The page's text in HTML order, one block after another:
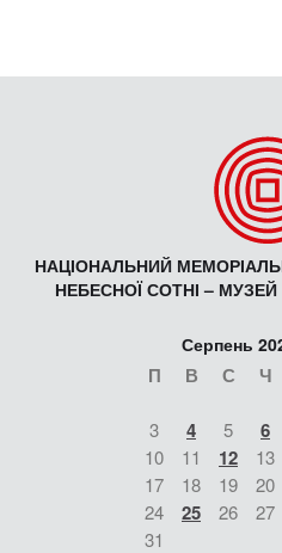
НАЦІОНАЛЬНИЙ
НЕБЕСНОЇ СОТНІ – МУЗЕЙ
Серпень
П В С Ч
3 4 5 6
10
11 12 13
17
18 19 20
24
25 26 27
31